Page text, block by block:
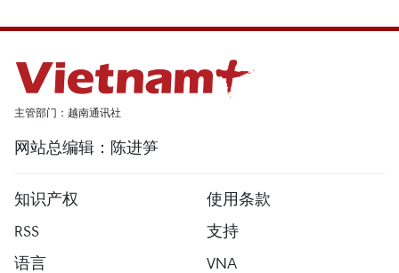
主管部门：越南通讯社
网站总编辑：陈进笋
知识产权
使用条款
RSS
支持
语言
VNA